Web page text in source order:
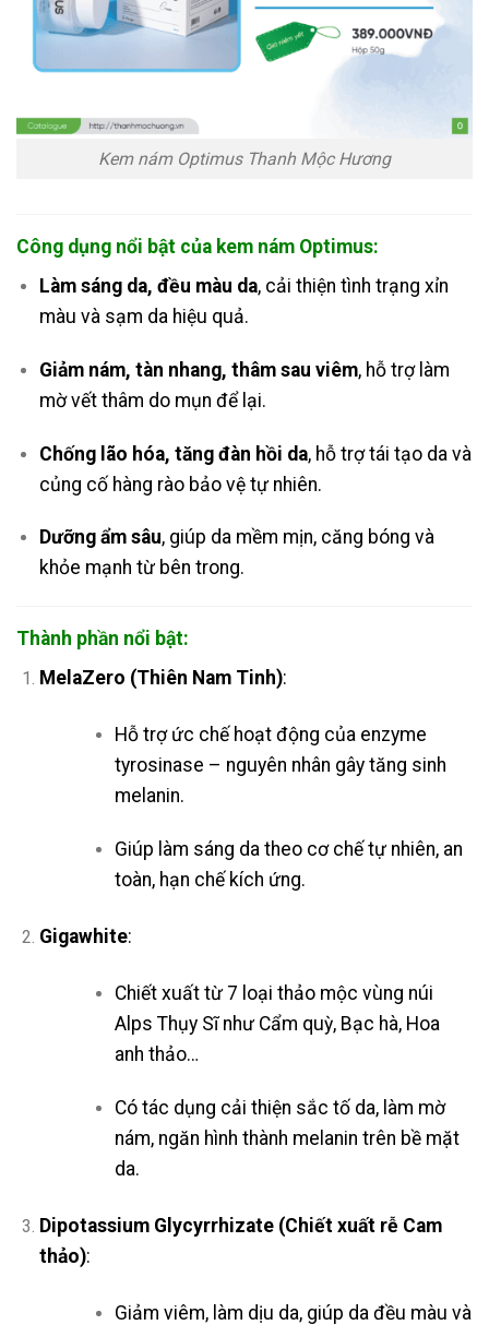
Kem nám Optimus Thanh Mộc Hương
Công dụng nổi bật của kem nám Optimus:
Làm sáng da, đều màu da, cải thiện tình trạng xỉn
màu và sạm da hiệu quả.
Giảm nám, tàn nhang, thâm sau viêm, hỗ trợ làm
mờ vết thâm do mụn để lại.
Chống lão hóa, tăng đàn hồi da, hỗ trợ tái tạo da và
củng cố hàng rào bảo vệ tự nhiên.
Dưỡng ẩm sâu, giúp da mềm mịn, căng bóng và
khỏe mạnh từ bên trong.
Thành phần nổi bật:
MelaZero (Thiên Nam Tinh):
Hỗ trợ ức chế hoạt động của enzyme
tyrosinase – nguyên nhân gây tăng sinh
melanin.
Giúp làm sáng da theo cơ chế tự nhiên, an
toàn, hạn chế kích ứng.
Gigawhite:
Chiết xuất từ 7 loại thảo mộc vùng núi
Alps Thụy Sĩ như Cẩm quỳ, Bạc hà, Hoa
anh thảo…
Có tác dụng cải thiện sắc tố da, làm mờ
nám, ngăn hình thành melanin trên bề mặt
da.
Dipotassium Glycyrrhizate (Chiết xuất rễ Cam
thảo):
Giảm viêm, làm dịu da, giúp da đều màu và